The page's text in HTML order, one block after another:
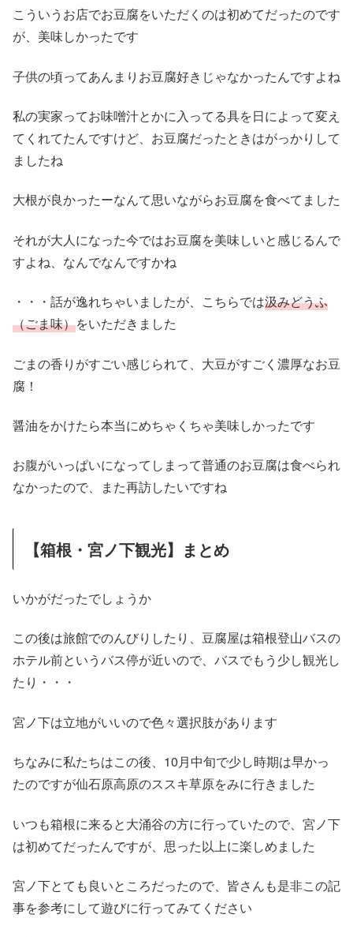
こういうお店でお豆腐をいただくのは初めてだったのです
が、美味しかったです
子供の頃ってあんまりお豆腐好きじゃなかったんですよね
私の実家ってお味噌汁とかに入ってる具を日によって変え
てくれてたんですけど、お豆腐だったときはがっかりして
ましたね
大根が良かったーなんて思いながらお豆腐を食べてました
それが大人になった今ではお豆腐を美味しいと感じるんで
すよね、なんでなんですかね
・・・話が逸れちゃいましたが、こちらでは汲みどうふ
（ごま味）をいただきました
ごまの香りがすごい感じられて、大豆がすごく濃厚なお豆
腐！
醤油をかけたら本当にめちゃくちゃ美味しかったです
お腹がいっぱいになってしまって普通のお豆腐は食べられ
なかったので、また再訪したいですね
【箱根・宮ノ下観光】まとめ
いかがだったでしょうか
この後は旅館でのんびりしたり、豆腐屋は箱根登山バスの
ホテル前というバス停が近いので、バスでもう少し観光し
たり・・・
宮ノ下は立地がいいので色々選択肢があります
ちなみに私たちはこの後、10月中旬で少し時期は早かっ
たのですが仙石原高原のススキ草原をみに行きました
いつも箱根に来ると大涌谷の方に行っていたので、宮ノ下
は初めてだったんですが、思った以上に楽しめました
宮ノ下とても良いところだったので、皆さんも是非この記
事を参考にして遊びに行ってみてください